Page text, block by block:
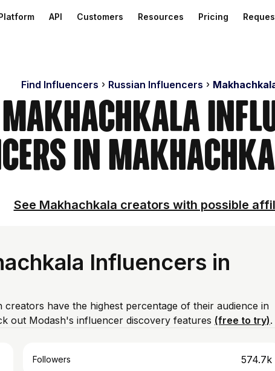
API Customers Resources Pricing
Find Influencers Russian Influencers
Makhachkala
in
See Makhachkala creators with possible
Influencers in
have the highest percentage of their audience in
out Modash's influencer discovery features (free to try).
Followers 574.7k